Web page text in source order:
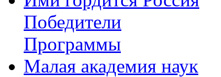
Победители
Программы
Малая академия наук